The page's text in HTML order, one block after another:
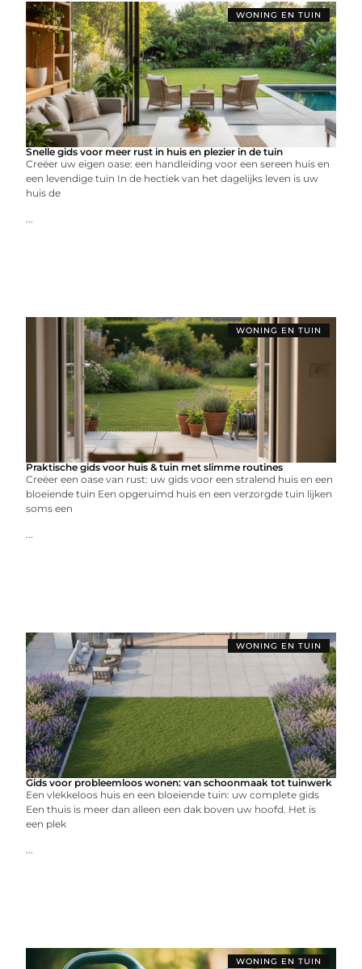
WONING EN TUIN
Snelle gids voor meer rust in huis en plezier in de tuin
Creëer uw eigen oase: een handleiding voor een sereen huis en
een levendige tuin In de hectiek van het dagelijks leven is uw
huis de
...
WONING EN TUIN
Praktische gids voor huis & tuin met slimme routines
Creëer een oase van rust: uw gids voor een stralend huis en een
bloeiende tuin Een opgeruimd huis en een verzorgde tuin lijken
soms een
...
WONING EN TUIN
Gids voor probleemloos wonen: van schoonmaak tot tuinwerk
Een vlekkeloos huis en een bloeiende tuin: uw complete gids
Een thuis is meer dan alleen een dak boven uw hoofd. Het is
een plek
...
WONING EN TUIN